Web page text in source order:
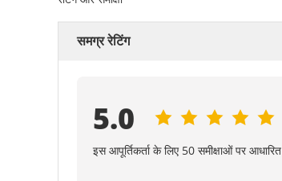
समग्र रेटिंग
5.0
इस आपूर्तिकर्ता के लिए 50 समीक्षाओं पर आधारित